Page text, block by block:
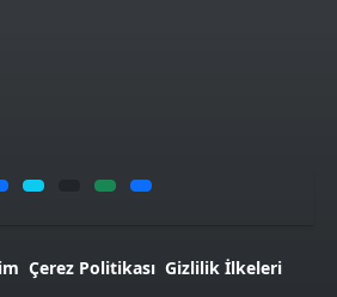
Çerez Politikası Gizlilik İlkeleri